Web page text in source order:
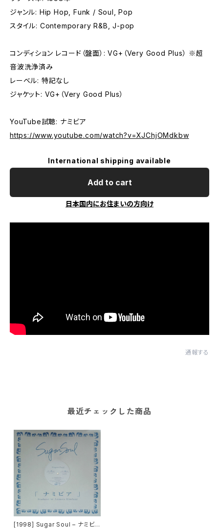
ジャンル: Hip Hop, Funk / Soul, Pop
スタイル: Contemporary R&B, J-pop
コンディション レコード（盤面）: VG+（Very Good Plus） ※超
音波洗浄済み
レーベル: 特記なし
ジャケット: VG+（Very Good Plus）
YouTube試聴: ナミビア
https://www.youtube.com/watch?v=XJChjOMdkbw
International shipping available
Add to cart
日本国内にお住まいの方向け
通報する
最近チェックした商品
[1998] Sugar Soul – ナミビア